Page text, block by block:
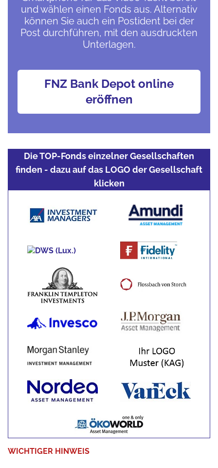
und wählen einen Fonds aus. Alternativ
können Sie auch ein Postident bei der
Post durchführen, mit den ausdruckten
Unterlagen.
FNZ Bank Depot online
eröffnen
Die TOP-Fonds einzelner Gesellschaften
finden - dazu auf das LOGO der Gesellschaft
klicken
WICHTIGER HINWEIS